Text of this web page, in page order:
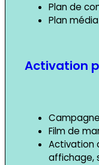
Plan de
Plan média
Activation
Film de
Activation
affichage,